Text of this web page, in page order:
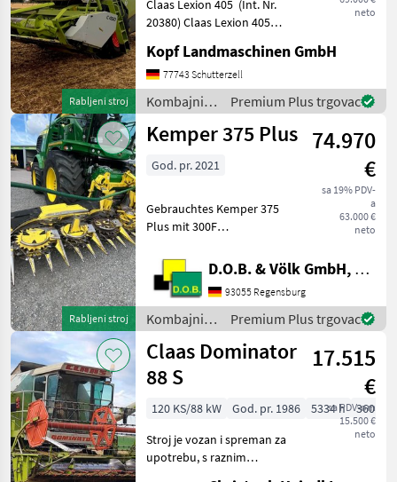
Rabljeni stroj
neto
Claas Lexion 405 (Int. Nr.
20380) Claas Lexion 405
1006-60TW 125kW / 170 PS
(ECE) 134 kW / 182 PS
brutto 3.062 ha 2.859
Betriebsstunden
Kopf Landmaschinen GmbH
77743 Schutterzell
Kombajni /
Claas
Premium Plus trgovac
Rabljeni stroj
Kemper 375 Plus 74.970
€
sa 19% PDV-
a
63.000 €
neto
God. pr. 2021
Gebrauchtes Kemper 375
Plus mit 300F
07.2021 * AHC -
Automatische
Höhenführung *
Zünslerbügel * Komfort
Zusatzfahrwerk 300F Das
Maisgebiss
D.O.B. & Völk GmbH, Filiale Regensburg
93055 Regensburg
Kombajni /
Kemper
Premium Plus trgovac
Claas Dominator
88 S
17.515
€
sa PDV-om
15.500 €
neto
120 KS/88 kW God. pr. 1986 5334 h
360 cm
Stroj je vozan i spreman za
upotrebu, s raznim